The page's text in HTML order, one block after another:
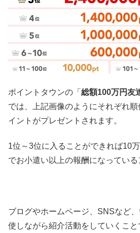
ポイントタウンの「 総額100万円友
では、上記画像のようにそれぞれ
イントがプレゼントされます。
1位～3位に入ることができれば10
でお小遣い以上の報酬になっている
ブログやホームページ、SNSなど
使しながら紹介活動をしていくこ